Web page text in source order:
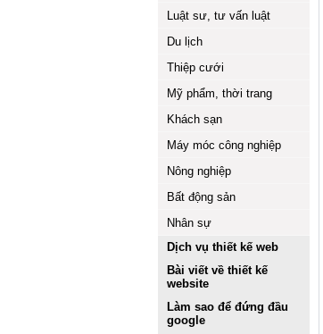
Luật sư, tư vấn luật
Du lịch
Thiệp cưới
Mỹ phẩm, thời trang
Khách sạn
Máy móc công nghiệp
Nông nghiệp
Bất động sản
Nhân sự
Dịch vụ thiết kế web
Bài viết về thiết kế
website
Làm sao để đứng đầu
google